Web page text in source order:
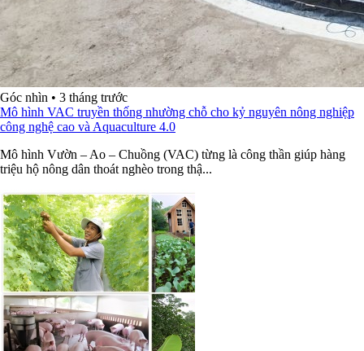
Góc nhìn • 3 tháng trước
Mô hình VAC truyền thống nhường chỗ cho kỷ nguyên nông nghiệp
công nghệ cao và Aquaculture 4.0
Mô hình Vườn – Ao – Chuồng (VAC) từng là công thần giúp hàng
triệu hộ nông dân thoát nghèo trong thậ...